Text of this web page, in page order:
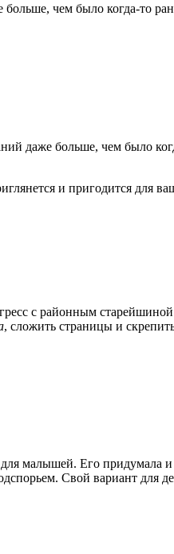
чем было когда-то
даже больше, чем было
и пригодится для
с районным старейшиной
, сложить страницы и
малышей. Его придумала
Свой вариант для